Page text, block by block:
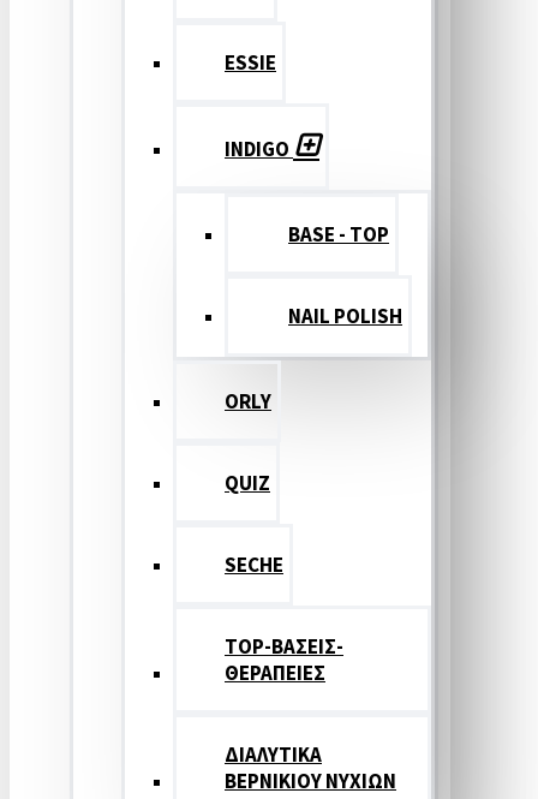
ESSIE
INDIGO
BASE - TOP
NAIL POLISH
ORLY
QUIZ
SECHE
TOP-ΒΑΣΕΙΣ-
ΘΕΡΑΠΕΙΕΣ
ΔΙΑΛΥΤΙΚΑ
ΒΕΡΝΙΚΙΟΥ ΝΥΧΙΩΝ